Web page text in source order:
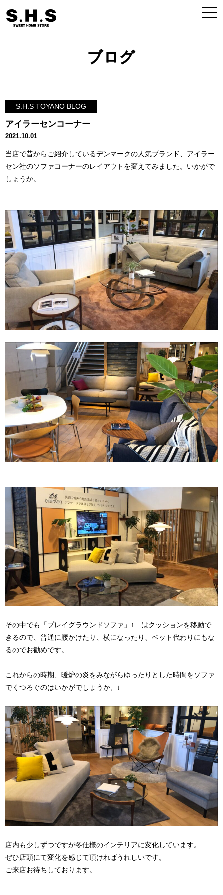
ブログ
S.H.S TOYANO BLOG
アイラーセンコーナー
2021.10.01
当店で昔からご紹介しているデンマークの人気ブランド、アイラー
セン社のソファコーナーのレイアウトを変えてみました。いかがで
しょうか。
その中でも「プレイグラウンドソファ」↑ はクッションを移動で
きるので、普通に腰かけたり、横になったり、ベット代わりにもな
るのでお勧めです。
これからの時期、暖炉の炎をみながらゆったりとした時間をソファ
でくつろぐのはいかがでしょうか。↓
店内も少しずつですが冬仕様のインテリアに変化しています。
ぜひ店頭にて変化を感じて頂ければうれしいです。
ご来店お待ちしております。